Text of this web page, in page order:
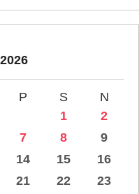
P S
N
1
2
7 8
9
14 15
16
21 22
23